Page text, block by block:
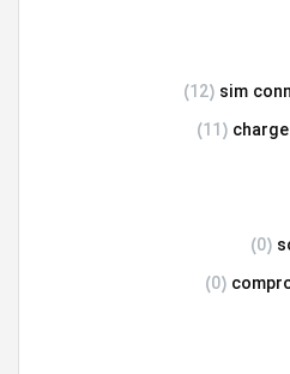
(12)
(11)
(0)
(0)